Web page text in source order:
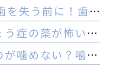
40代で歯を失う前に！歯周病のセルフチェックと守る予防法
骨粗しょう症の薬が怖い方へ。顎骨壊死リスクを防ぐ3つの対策
硬いものが噛めない？噛む力の低下と認知症の関係と受診の目安